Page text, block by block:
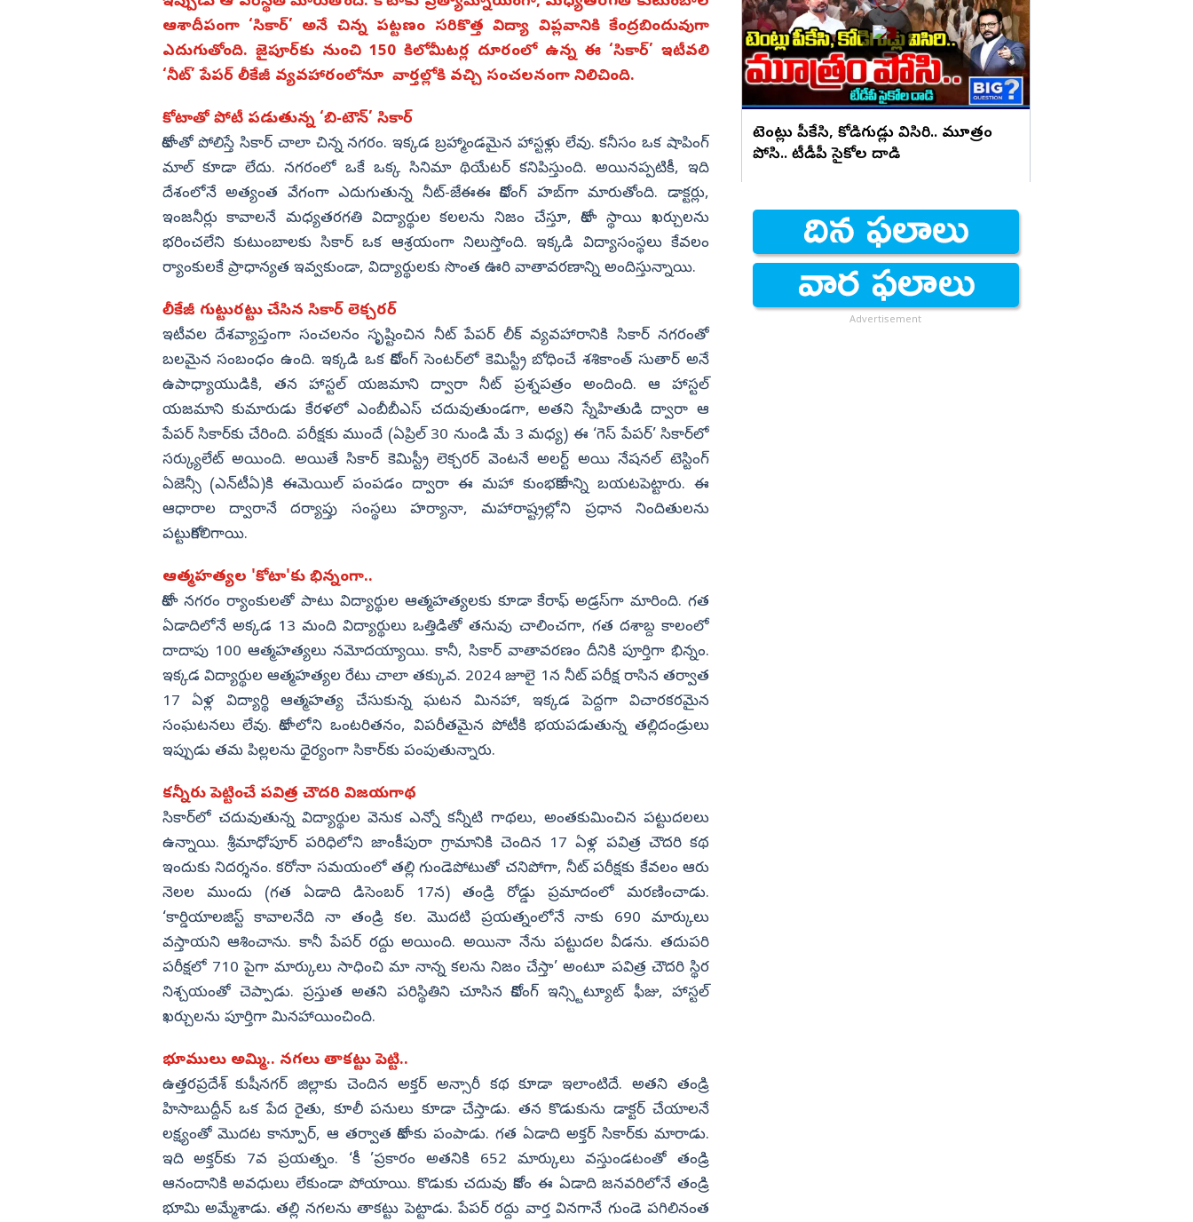
విజయనగరం
పార్వతీపురం మన్యం
ఏలూరు
వైఎస్సార్
అన్నమయ్య
నిజామాబాద్
కామారెడ్డి
రంగారెడ్డి
వికారాబాద్
వరంగల్
హన్మకొండ
జనగాం
జయశంకర్
మహబూబాబాద్
ఆశాదీపంగా ‘సికార్’ అనే చిన్న పట్టణం సరికొత్త విద్యా విప్లవానికి కేంద్రబిందువుగా
ఎదుగుతోంది. జైపూర్‌కు నుంచి 150 కిలోమీటర్ల దూరంలో ఉన్న ఈ ‘సికార్‌’ ఇటీవలి
‘నీట్’ పేపర్ లీకేజీ వ్యవహారంలోనూ వార్తల్లోకి వచ్చి సంచలనంగా నిలిచింది.
కోటాతో పోటీ పడుతున్న ‘బి-టౌన్’ సికార్
కోటాతో పోలిస్తే సికార్ చాలా చిన్న నగరం. ఇక్కడ బ్రహ్మాండమైన హాస్టళ్లు లేవు. కనీసం ఒక షాపింగ్
మాల్ కూడా లేదు. నగరంలో ఒకే ఒక్క సినిమా థియేటర్ కనిపిస్తుంది. అయినప్పటికీ, ఇది
దేశంలోనే అత్యంత వేగంగా ఎదుగుతున్న నీట్-జేఈఈ కోచింగ్ హబ్‌గా మారుతోంది. డాక్టర్లు,
ఇంజనీర్లు కావాలనే మధ్యతరగతి విద్యార్థుల కలలను నిజం చేస్తూ, కోటా స్థాయి ఖర్చులను
భరించలేని కుటుంబాలకు సికార్ ఒక ఆశ్రయంగా నిలుస్తోంది. ఇక్కడి విద్యాసంస్థలు కేవలం
ర్యాంకులకే ప్రాధాన్యత ఇవ్వకుండా, విద్యార్థులకు సొంత ఊరి వాతావరణాన్ని అందిస్తున్నాయి.
లీకేజీ గుట్టురట్టు చేసిన సికార్ లెక్చరర్
ఇటీవల దేశవ్యాప్తంగా సంచలనం సృష్టించిన నీట్ పేపర్ లీక్ వ్యవహారానికి సికార్ నగరంతో
బలమైన సంబంధం ఉంది. ఇక్కడి ఒక కోచింగ్ సెంటర్‌లో కెమిస్ట్రీ బోధించే శశికాంత్ సుతార్ అనే
ఉపాధ్యాయుడికి, తన హాస్టల్ యజమాని ద్వారా నీట్ ప్రశ్నపత్రం అందింది. ఆ హాస్టల్
యజమాని కుమారుడు కేరళలో ఎంబీబీఎస్ చదువుతుండగా, అతని స్నేహితుడి ద్వారా ఆ
పేపర్ సికార్‌కు చేరింది. పరీక్షకు ముందే (ఏప్రిల్ 30 నుండి మే 3 మధ్య) ఈ ‘గెస్ పేపర్’ సికార్‌లో
సర్క్యులేట్ అయింది. అయితే సికార్ కెమిస్ట్రీ లెక్చరర్ వెంటనే అలర్ట్ అయి నేషనల్ టెస్టింగ్‌
ఏజెన్సీ (ఎన్‌టీఏ)కి ఈమెయిల్ పంపడం ద్వారా ఈ మహా కుంభకోణాన్ని బయటపెట్టారు. ఈ
ఆధారాల ద్వారానే దర్యాప్తు సంస్థలు హర్యానా, మహారాష్ట్రల్లోని ప్రధాన నిందితులను
పట్టుకోగలిగాయి.
ఆత్మహత్యల 'కోటా'కు భిన్నంగా..
కోటా నగరం ర్యాంకులతో పాటు విద్యార్థుల ఆత్మహత్యలకు కూడా కేరాఫ్ అడ్రస్‌గా మారింది. గత
ఏడాదిలోనే అక్కడ 13 మంది విద్యార్థులు ఒత్తిడితో తనువు చాలించగా, గత దశాబ్ద కాలంలో
దాదాపు 100 ఆత్మహత్యలు నమోదయ్యాయి. కానీ, సికార్ వాతావరణం దీనికి పూర్తిగా భిన్నం.
ఇక్కడ విద్యార్థుల ఆత్మహత్యల రేటు చాలా తక్కువ. 2024 జూలై 1న నీట్ పరీక్ష రాసిన తర్వాత
17 ఏళ్ల విద్యార్థి ఆత్మహత్య చేసుకున్న ఘటన మినహా, ఇక్కడ పెద్దగా విచారకరమైన
సంఘటనలు లేవు. కోటాలోని ఒంటరితనం, విపరీతమైన పోటీకి భయపడుతున్న తల్లిదండ్రులు
ఇప్పుడు తమ పిల్లలను ధైర్యంగా సికార్‌కు పంపుతున్నారు.
కన్నీరు పెట్టించే పవిత్ర చౌదరి విజయగాథ
సికార్‌లో చదువుతున్న విద్యార్థుల వెనుక ఎన్నో కన్నీటి గాథలు, అంతకుమించిన పట్టుదలలు
ఉన్నాయి. శ్రీమాధోపూర్ పరిధిలోని జాంకీపురా గ్రామానికి చెందిన 17 ఏళ్ల పవిత్ర చౌదరి కథ
ఇందుకు నిదర్శనం. కరోనా సమయంలో తల్లి గుండెపోటుతో చనిపోగా, నీట్ పరీక్షకు కేవలం ఆరు
నెలల ముందు (గత ఏడాది డిసెంబర్ 17న) తండ్రి రోడ్డు ప్రమాదంలో మరణించాడు.
‘కార్డియాలజిస్ట్ కావాలనేది నా తండ్రి కల. మొదటి ప్రయత్నంలోనే నాకు 690 మార్కులు
వస్తాయని ఆశించాను. కానీ పేపర్ రద్దు అయింది. అయినా నేను పట్టుదల వీడను. తదుపరి
పరీక్షలో 710 పైగా మార్కులు సాధించి మా నాన్న కలను నిజం చేస్తా’ అంటూ పవిత్ర చౌదరి స్థిర
నిశ్చయంతో చెప్పాడు. ప్రస్తుత అతని పరిస్థితిని చూసిన కోచింగ్ ఇన్స్టిట్యూట్ ఫీజు, హాస్టల్
ఖర్చులను పూర్తిగా మినహాయించింది.
భూములు అమ్మి.. నగలు తాకట్టు పెట్టి..
ఉత్తరప్రదేశ్ కుషీనగర్ జిల్లాకు చెందిన అక్తర్ అన్సారీ కథ కూడా ఇలాంటిదే. అతని తండ్రి
హిసాబుద్దీన్ ఒక పేద రైతు, కూలీ పనులు కూడా చేస్తాడు. తన కొడుకును డాక్టర్ చేయాలనే
లక్ష్యంతో మొదట కాన్పూర్, ఆ తర్వాత కోటాకు పంపాడు. గత ఏడాది అక్తర్ సికార్‌కు మారాడు.
ఇది అక్తర్‌కు 7వ ప్రయత్నం. ‘కీ ’ప్రకారం అతనికి 652 మార్కులు వస్తుండటంతో తండ్రి
ఆనందానికి అవధులు లేకుండా పోయాయి. కొడుకు చదువు కోసం ఈ ఏడాది జనవరిలోనే తండ్రి
భూమి అమ్మేశాడు. తల్లి నగలను తాకట్టు పెట్టాడు. పేపర్ రద్దు వార్త వినగానే గుండె పగిలినంత
టెంట్లు పీకేసి, కోడిగుడ్లు విసిరి.. మూత్రం
పోసి.. టీడీపీ సైకోల దాడి
Advertisement